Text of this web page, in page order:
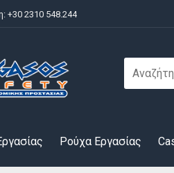
+30 2310 548.244
Ρούχα Εργασίας